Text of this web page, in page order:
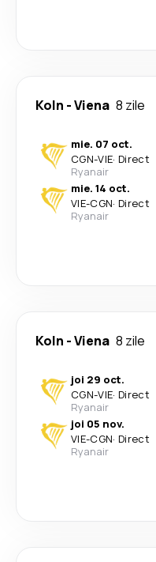
Koln -Viena 8 zile
mie. 07 oct.
CGN-VIE· Direct
Ryanair
mie. 14 oct.
VIE-CGN· Direct
Ryanair
Koln -Viena 8 zile
joi 29 oct.
CGN-VIE· Direct
Ryanair
joi 05 nov.
VIE-CGN· Direct
Ryanair